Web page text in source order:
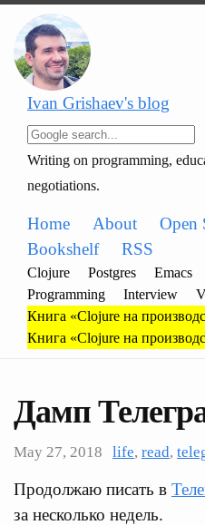
Ivan Grishaev's blog
Writing on programming,
negotiations.
Home About
Open
Bookshelf
RSS
Clojure Postgres Emacs
Programming
Interview
Книга «Clojure на
Книга «Clojure на
Дамп
May 27, 2018 life, read,
Продолжаю писать в
за несколько недель.